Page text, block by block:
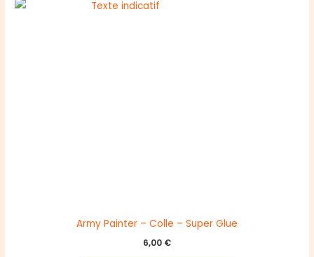
Army Painter – Colle – Super Glue
6,00 €